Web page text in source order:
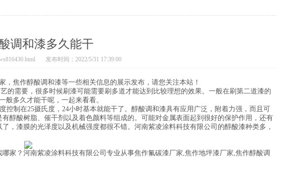
调和漆多久能干
发布时间：2022/5/31 17:39:00
，焦作醇酸调和漆等一些相关信息的展示发布，请您关注本站！
艺的需要，很多时候刷漆可能需要刷多道才能达到比较理想的效果。一般在刷第二道漆的
般多久才能干呢，一起来看看。
制在25摄氏度，24小时基本就能干了。醇酸调和漆具有应用广泛，附着力强，而且可
醇酸树脂、催干剂以及着色颜料等组成的。可能对金属表面起到很好的保护作用，还有
，漆膜的光泽度以及机械强度都很不错。河南紫凌涂料科技有限公司的醇酸漆种类多，
家？河南紫凌涂料科技有限公司专业从事焦作氟碳漆厂家,焦作地坪漆厂家,焦作醇酸调